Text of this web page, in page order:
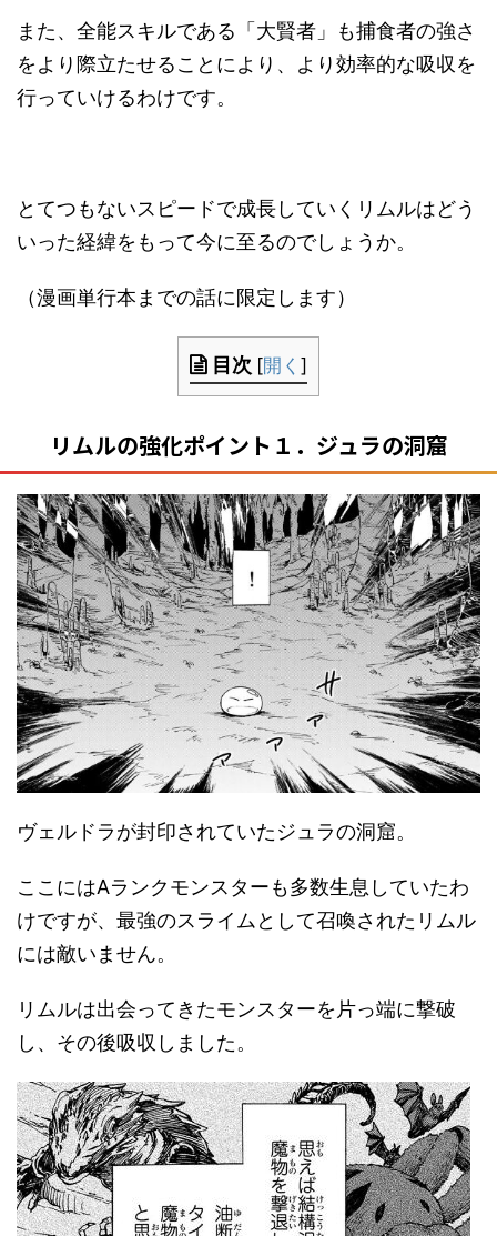
また、全能スキルである「大賢者」も捕食者の強さ
をより際立たせることにより、より効率的な吸収を
行っていけるわけです。
とてつもないスピードで成長していくリムルはどう
いった経緯をもって今に至るのでしょうか。
（漫画単行本までの話に限定します）
目次 [開く ]
リムルの強化ポイント１．ジュラの洞窟
ヴェルドラが封印されていたジュラの洞窟。
ここにはAランクモンスターも多数生息していたわ
けですが、最強のスライムとして召喚されたリムル
には敵いません。
リムルは出会ってきたモンスターを片っ端に撃破
し、その後吸収しました。